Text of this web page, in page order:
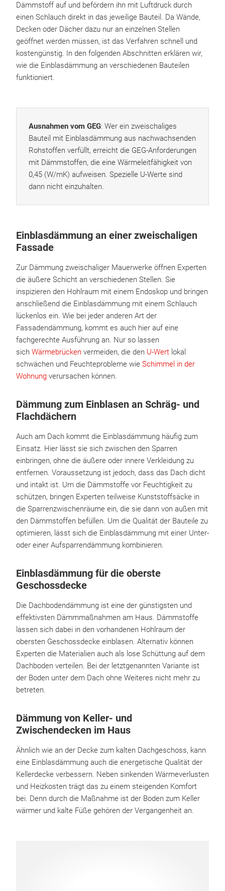
Dämmstoff auf und befördern ihn mit Luftdruck durch
einen Schlauch direkt in das jeweilige Bauteil. Da Wände,
Decken oder Dächer dazu nur an einzelnen Stellen
geöffnet werden müssen, ist das Verfahren schnell und
kostengünstig. In den folgenden Abschnitten erklären wir,
wie die Einblasdämmung an verschiedenen Bauteilen
funktioniert.
Ausnahmen vom GEG: Wer ein zweischaliges
Bauteil mit Einblasdämmung aus nachwachsenden
Rohstoffen verfüllt, erreicht die GEG-Anforderungen
mit Dämmstoffen, die eine Wärmeleitfähigkeit von
0,45 (W/mK) aufweisen. Spezielle U-Werte sind
dann nicht einzuhalten.
Einblasdämmung an einer zweischaligen
Fassade
Zur Dämmung zweischaliger Mauerwerke öffnen Experten
die äußere Schicht an verschiedenen Stellen. Sie
inspizieren den Hohlraum mit einem Endoskop und bringen
anschließend die Einblasdämmung mit einem Schlauch
lückenlos ein. Wie bei jeder anderen Art der
Fassadendämmung, kommt es auch hier auf eine
fachgerechte Ausführung an. Nur so lassen
sich Wärmebrücken vermeiden, die den U-Wert lokal
schwächen und Feuchteprobleme wie Schimmel in der
Wohnung verursachen können.
Dämmung zum Einblasen an Schräg- und
Flachdächern
Auch am Dach kommt die Einblasdämmung häufig zum
Einsatz. Hier lässt sie sich zwischen den Sparren
einbringen, ohne die äußere oder innere Verkleidung zu
entfernen. Voraussetzung ist jedoch, dass das Dach dicht
und intakt ist. Um die Dämmstoffe vor Feuchtigkeit zu
schützen, bringen Experten teilweise Kunststoffsäcke in
die Sparrenzwischenräume ein, die sie dann von außen mit
den Dämmstoffen befüllen. Um die Qualität der Bauteile zu
optimieren, lässt sich die Einblasdämmung mit einer Unter-
oder einer Aufsparrendämmung kombinieren.
Einblasdämmung für die oberste
Geschossdecke
Die Dachbodendämmung ist eine der günstigsten und
effektivsten Dämmmaßnahmen am Haus. Dämmstoffe
lassen sich dabei in den vorhandenen Hohlraum der
obersten Geschossdecke einblasen. Alternativ können
Experten die Materialien auch als lose Schüttung auf dem
Dachboden verteilen. Bei der letztgenannten Variante ist
der Boden unter dem Dach ohne Weiteres nicht mehr zu
betreten.
Dämmung von Keller- und
Zwischendecken im Haus
Ähnlich wie an der Decke zum kalten Dachgeschoss, kann
eine Einblasdämmung auch die energetische Qualität der
Kellerdecke verbessern. Neben sinkenden Wärmeverlusten
und Heizkosten trägt das zu einem steigenden Komfort
bei. Denn durch die Maßnahme ist der Boden zum Keller
wärmer und kalte Füße gehören der Vergangenheit an.